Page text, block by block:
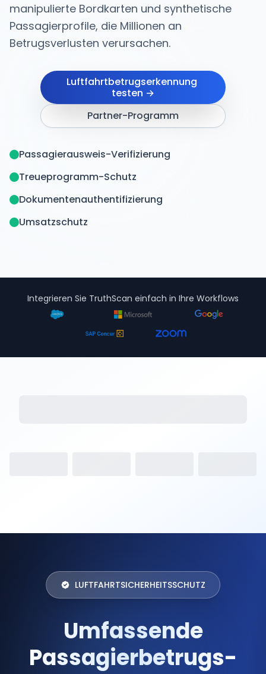
manipulierte Bordkarten und synthetische
Passagierprofile, die Millionen an
Betrugsverlusten verursachen.
Luftfahrtbetrugserkennung
testen →
Partner-Programm
Passagierausweis-Verifizierung
Treueprogramm-Schutz
Dokumentenauthentifizierung
Umsatzschutz
Integrieren Sie TruthScan einfach in Ihre Workflows
LUFTFAHRTSICHERHEITSSCHUTZ
Umfassende
Passagierbetrugs-